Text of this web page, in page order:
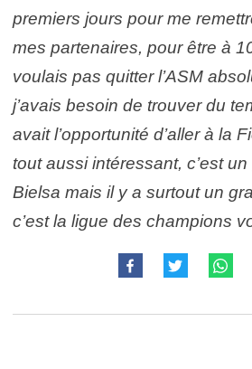
premiers jours pour me
mes partenaires, pour être à
voulais pas quitter l’ASM
j’avais besoin de trouver du
avait l’opportunité d’aller à la
tout aussi intéressant, c’est
Bielsa mais il y a surtout un
c’est la ligue des champions